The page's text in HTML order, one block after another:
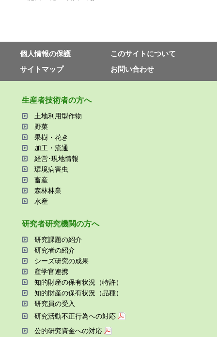
個⼈情報の保護
このサイトについて
サイトマップ
お問い合わせ
⽣産者技術者の⽅へ
⼟地利⽤型作物
野菜
果樹・花き
加⼯・流通
経営･現地情報
環境病害⾍
畜産
森林林業
⽔産
研究者研究機関の⽅へ
研究課題の紹介
研究者の紹介
シーズ研究の成果
産学官連携
知的財産の保有状況（特許）
知的財産の保有状況（品種）
研究員の受⼊
研究活動不正⾏為への対応
公的研究資金への対応